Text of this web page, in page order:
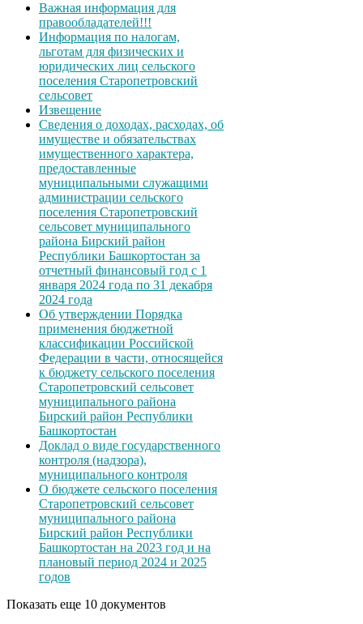
Важная информация для
правообладателей!!!
Информация по налогам,
льготам для физических и
юридических лиц сельского
поселения Старопетровский
сельсовет
Извещение
Сведения о доходах, расходах, об
имуществе и обязательствах
имущественного характера,
предоставленные
муниципальными служащими
администрации сельского
поселения Старопетровский
сельсовет муниципального
района Бирский район
Республики Башкортостан за
отчетный финансовый год с 1
января 2024 года по 31 декабря
2024 года
Об утверждении Порядка
применения бюджетной
классификации Российской
Федерации в части, относящейся
к бюджету сельского поселения
Старопетровский сельсовет
муниципального района
Бирский район Республики
Башкортостан
Доклад о виде государственного
контроля (надзора),
муниципального контроля
О бюджете сельского поселения
Старопетровский сельсовет
муниципального района
Бирский район Республики
Башкортостан на 2023 год и на
плановый период 2024 и 2025
годов
Показать еще 10 документов